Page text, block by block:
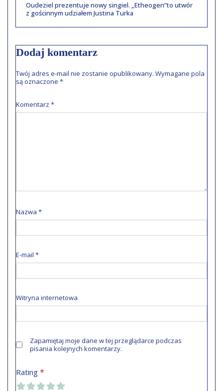
Oudeziel prezentuje nowy singiel. „Etheogen”to utwór
z gościnnym udziałem Justina Turka
Dodaj komentarz
Twój adres e-mail nie zostanie opublikowany. Wymagane pola
są oznaczone *
Komentarz *
Nazwa *
E-mail *
Witryna internetowa
Zapamiętaj moje dane w tej przeglądarce podczas
pisania kolejnych komentarzy.
Rating *